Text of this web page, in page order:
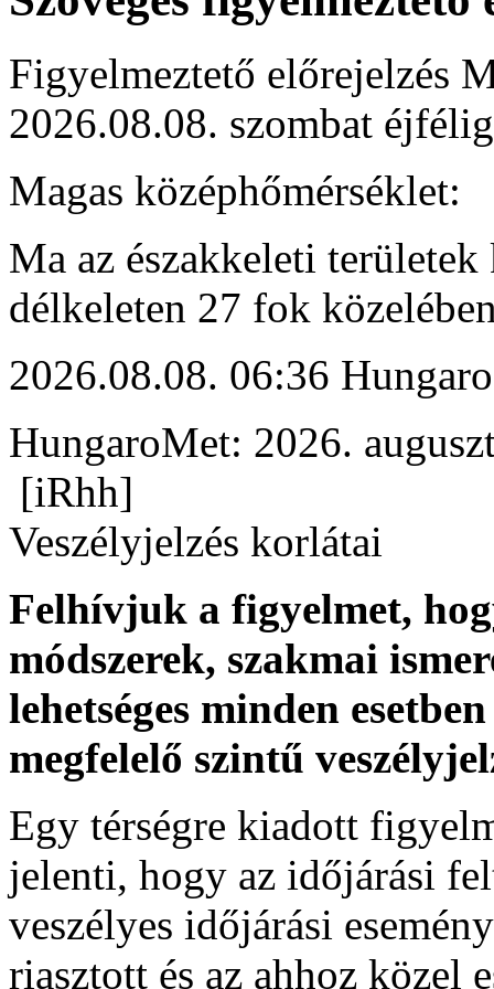
Figyelmeztető előrejelzés
2026.08.08. szombat éjfélig
Magas középhőmérséklet:
Ma az északkeleti
délkeleten 27 fok
2026.08.08. 06:36
HungaroMet: 2026.
[iRhh]
Veszélyjelzés korlátai
Felhívjuk a figyelmet,
módszerek, szakmai
lehetséges minden
megfelelő szintű
Egy térségre kiadott
jelenti, hogy az időjárási
veszélyes időjárási
riasztott és az ahhoz közel